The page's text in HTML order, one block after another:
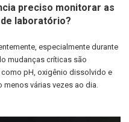
preciso monitorar as
laboratório?
especialmente durante
mudanças críticas são
pH, oxigênio dissolvido e
várias vezes ao dia.